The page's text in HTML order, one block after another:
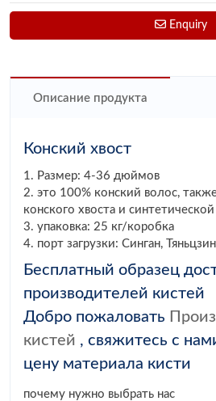
Enquiry
Описание продукта
Конский хвост
1. Размер: 4-36 дюймов
2. это 100% конский волос,
конского хвоста и
3. упаковка: 25 кг/коробка
4. порт загрузки: Синган,
Бесплатный образец
производителей кистей
Добро пожаловать
кистей , свяжитесь с
цену материала кисти
почему нужно выбрать нас